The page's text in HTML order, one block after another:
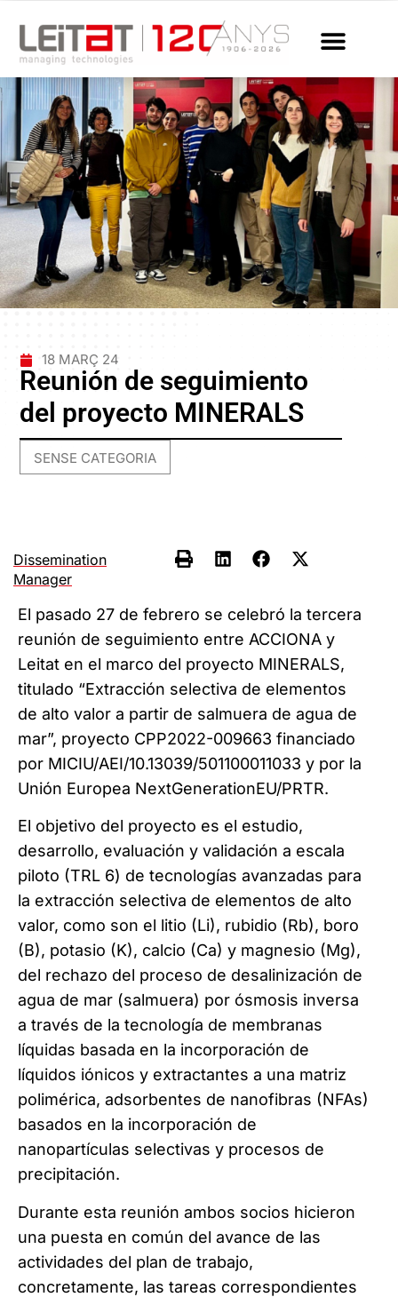
18 MARÇ 24
Reunión de seguimiento
del proyecto MINERALS
SENSE CATEGORIA
Dissemination
Manager
El pasado 27 de febrero se celebró la tercera
reunión de seguimiento entre ACCIONA y
Leitat en el marco del proyecto MINERALS,
titulado “Extracción selectiva de elementos
de alto valor a partir de salmuera de agua de
mar”, proyecto CPP2022-009663 financiado
por MICIU/AEI/10.13039/501100011033 y por la
Unión Europea NextGenerationEU/PRTR.
El objetivo del proyecto es el estudio,
desarrollo, evaluación y validación a escala
piloto (TRL 6) de tecnologías avanzadas para
la extracción selectiva de elementos de alto
valor, como son el litio (Li), rubidio (Rb), boro
(B), potasio (K), calcio (Ca) y magnesio (Mg),
del rechazo del proceso de desalinización de
agua de mar (salmuera) por ósmosis inversa
a través de la tecnología de membranas
líquidas basada en la incorporación de
líquidos iónicos y extractantes a una matriz
polimérica, adsorbentes de nanofibras (NFAs)
basados en la incorporación de
nanopartículas selectivas y procesos de
precipitación.
Durante esta reunión ambos socios hicieron
una puesta en común del avance de las
actividades del plan de trabajo,
concretamente, las tareas correspondientes